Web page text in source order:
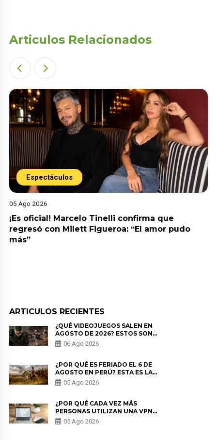
Articulos Relacionados
Espectáculos
05 Ago 2026
¡Es oficial! Marcelo Tinelli confirma que
regresó con Milett Figueroa: “El amor pudo
más”
ARTICULOS RECIENTES
¿QUÉ VIDEOJUEGOS SALEN EN
AGOSTO DE 2026? ESTOS SON
LOS ESTRENOS MÁS ESPERADOS
06 Ago 2026
¿POR QUÉ ES FERIADO EL 6 DE
AGOSTO EN PERÚ? ESTA ES LA
HISTORIA
05 Ago 2026
¿POR QUÉ CADA VEZ MÁS
PERSONAS UTILIZAN UNA VPN
PARA PROTEGER SU
PRIVACIDAD?
05 Ago 2026